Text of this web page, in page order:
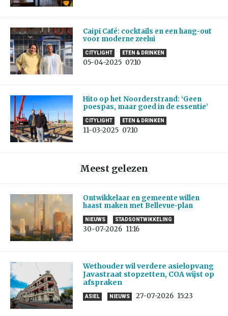
Caipi Café: cocktails en een hang-out
voor moderne zeelui
CITYLIGHT ETEN & DRINKEN
05-04-2025 07:10
Hito op het Noorderstrand: ‘Geen
poespas, maar goed in de essentie’
CITYLIGHT ETEN & DRINKEN
11-03-2025 07:10
Meest gelezen
Ontwikkelaar en gemeente willen
haast maken met Bellevue-plan
NIEUWS STADSONTWIKKELING
30-07-2026 11:16
Wethouder wil verdere asielopvang
Javastraat stopzetten, COA wijst op
afspraken
ASIEL NIEUWS 27-07-2026 15:23